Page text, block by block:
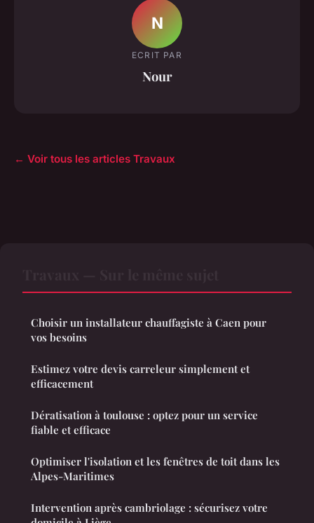
N
ECRIT PAR
Nour
← Voir tous les articles Travaux
Choisir un installateur chauffagiste à Caen pour
vos besoins
Estimez votre devis carreleur simplement et
efficacement
Dératisation à toulouse : optez pour un service
fiable et efficace
Optimiser l'isolation et les fenêtres de toit dans les
Alpes-Maritimes
Intervention après cambriolage : sécurisez votre